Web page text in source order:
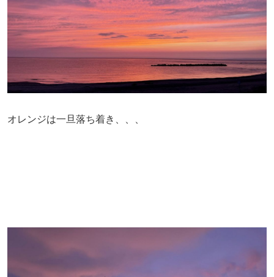
オレンジは一旦落ち着き、、、